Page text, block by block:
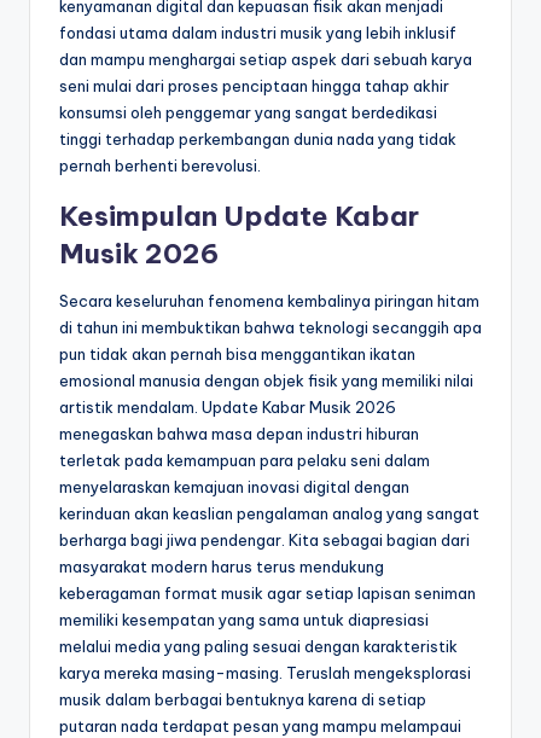
kenyamanan digital dan kepuasan fisik akan menjadi
fondasi utama dalam industri musik yang lebih inklusif
dan mampu menghargai setiap aspek dari sebuah karya
seni mulai dari proses penciptaan hingga tahap akhir
konsumsi oleh penggemar yang sangat berdedikasi
tinggi terhadap perkembangan dunia nada yang tidak
pernah berhenti berevolusi.
Kesimpulan Update Kabar
Musik 2026
Secara keseluruhan fenomena kembalinya piringan hitam
di tahun ini membuktikan bahwa teknologi secanggih apa
pun tidak akan pernah bisa menggantikan ikatan
emosional manusia dengan objek fisik yang memiliki nilai
artistik mendalam. Update Kabar Musik 2026
menegaskan bahwa masa depan industri hiburan
terletak pada kemampuan para pelaku seni dalam
menyelaraskan kemajuan inovasi digital dengan
kerinduan akan keaslian pengalaman analog yang sangat
berharga bagi jiwa pendengar. Kita sebagai bagian dari
masyarakat modern harus terus mendukung
keberagaman format musik agar setiap lapisan seniman
memiliki kesempatan yang sama untuk diapresiasi
melalui media yang paling sesuai dengan karakteristik
karya mereka masing-masing. Teruslah mengeksplorasi
musik dalam berbagai bentuknya karena di setiap
putaran nada terdapat pesan yang mampu melampaui